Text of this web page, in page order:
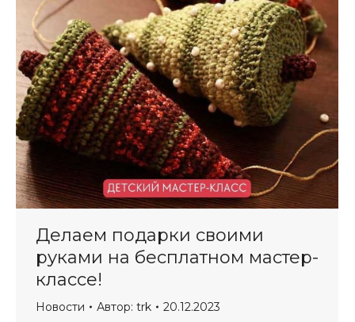
Делаем подарки своими
руками на бесплатном мастер-
классе!
Новости Автор: trk 20.12.2023